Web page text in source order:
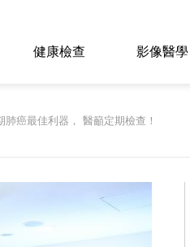
健康檢查 影像醫學
癌最佳利器， 醫籲定期檢查！